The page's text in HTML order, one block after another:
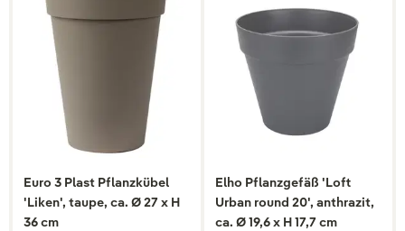
Euro 3 Plast Pflanzkübel
'Liken', taupe, ca. Ø 27 x H
36 cm
Elho Pflanzgefäß 'Loft
Urban round 20', anthrazit,
ca. Ø 19,6 x H 17,7 cm